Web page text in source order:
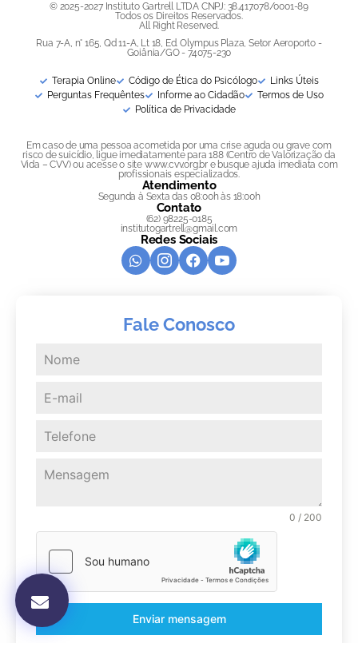
© 2025-2027 Instituto Gartrell LTDA CNPJ: 38.417.078/0001-89
Todos os Direitos Reservados.
All Right Reserved.
Rua 7-A, n° 165, Qd 11-A, Lt 18, Ed. Olympus Plaza, Setor Aeroporto -
Goiânia/GO - 74075-230
Terapia Online Código de Ética do Psicólogo
Links Úteis
Perguntas Frequêntes
Informe ao Cidadão
Termos de Uso
Política de Privacidade
Em caso de uma pessoa acometida por uma crise aguda ou grave com
risco de suicídio, ligue imediatamente para 188 (Centro de Valorização da
Vida – CVV) ou acesse o site www.cvv.org.br e busque ajuda imediata com
profissionais especializados.
Atendimento
Segunda à Sexta das 08:00h às 18:00h
Contato
(62) 98225-0185
institutogartrell@gmail.com
Redes Sociais
Fale Conosco
0 / 200
Enviar mensagem